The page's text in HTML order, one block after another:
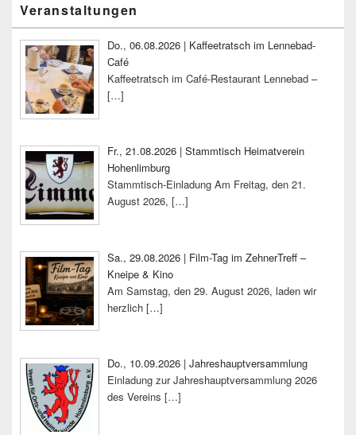
Seitenleisten-
Widgetbereich
Veranstaltungen
Do., 06.08.2026 | Kaffeetratsch im Lennebad-
Café
Kaffeetratsch im Café-Restaurant Lennebad –
[…]
Fr., 21.08.2026 | Stammtisch Heimatverein
Hohenlimburg
Stammtisch-Einladung Am Freitag, den 21.
August 2026, […]
Sa., 29.08.2026 | Film-Tag im ZehnerTreff –
Kneipe & Kino
Am Samstag, den 29. August 2026, laden wir
herzlich […]
Do., 10.09.2026 | Jahreshauptversammlung
Einladung zur Jahreshauptversammlung 2026
des Vereins […]